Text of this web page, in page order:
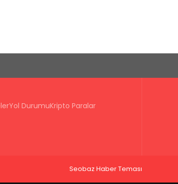
Yol DurumuKripto Paralar
Seobaz Haber Teması